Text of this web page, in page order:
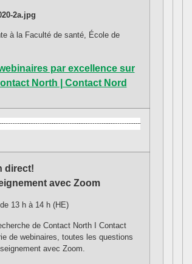
à la Faculté de santé, École de
par excellence sur
North | Contact Nord
direct!
avec Zoom
13 h à 14 h (HE)
de Contact North I Contact
de webinaires, toutes les questions
avec Zoom.